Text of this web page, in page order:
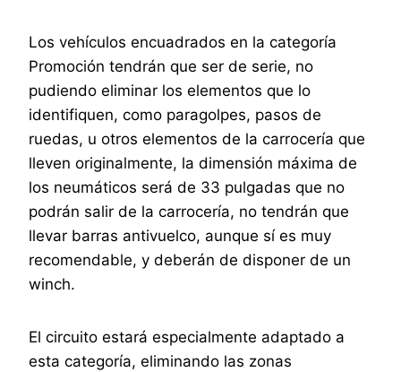
Los vehículos encuadrados en la categoría
Promoción tendrán que ser de serie, no
pudiendo eliminar los elementos que lo
identifiquen, como paragolpes, pasos de
ruedas, u otros elementos de la carrocería que
lleven originalmente, la dimensión máxima de
los neumáticos será de 33 pulgadas que no
podrán salir de la carrocería, no tendrán que
llevar barras antivuelco, aunque sí es muy
recomendable, y deberán de disponer de un
winch.
El circuito estará especialmente adaptado a
esta categoría, eliminando las zonas